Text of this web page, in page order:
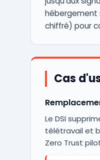
hébergement
chiffré) pour
Cas
Le DSI
télétravail et
Zero Trust